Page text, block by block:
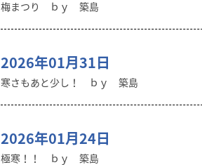
梅まつり ｂｙ 築島
2026年01月31日
寒さもあと少し！ ｂｙ 築島
2026年01月24日
極寒！！ ｂｙ 築島